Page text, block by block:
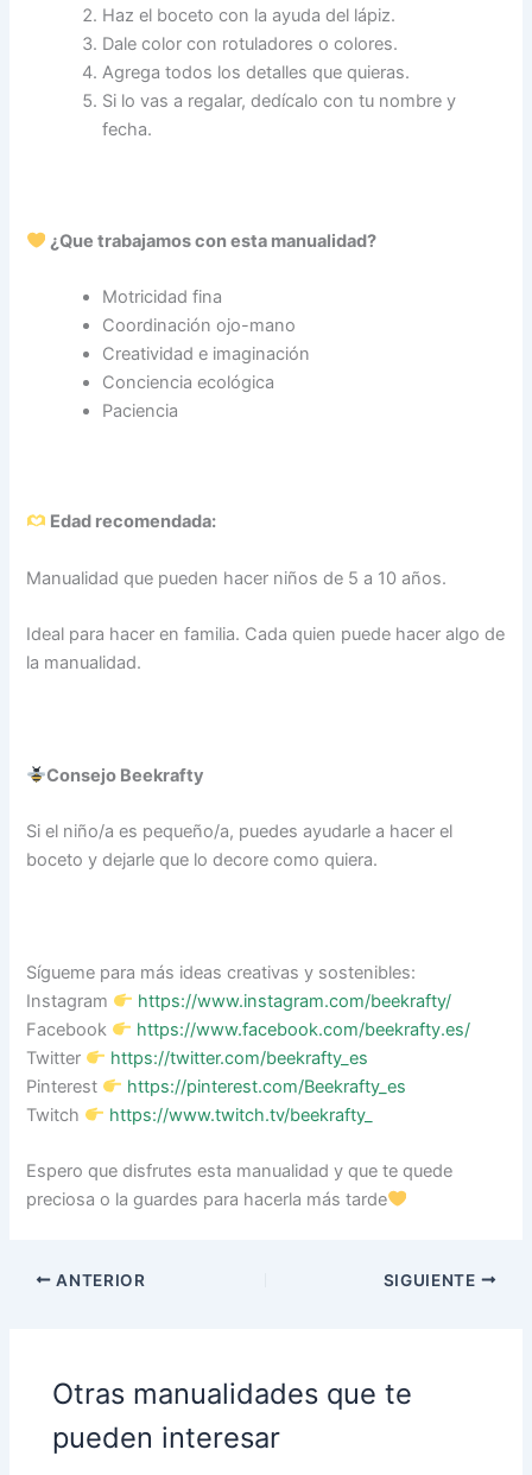
Haz el boceto con la ayuda del lápiz.
Dale color con rotuladores o colores.
Agrega todos los detalles que quieras.
Si lo vas a regalar, dedícalo con tu nombre y
fecha.
¿Que trabajamos con esta manualidad?
Motricidad fina
Coordinación ojo-mano
Creatividad e imaginación
Conciencia ecológica
Paciencia
Edad recomendada:
Manualidad que pueden hacer niños de 5 a 10 años.
Ideal para hacer en familia. Cada quien puede hacer algo de
la manualidad.
Consejo Beekrafty
Si el niño/a es pequeño/a, puedes ayudarle a hacer el
boceto y dejarle que lo decore como quiera.
Sígueme para más ideas creativas y sostenibles:
Instagram
https://www.instagram.com/beekrafty/
Facebook
https://www.facebook.com/beekrafty.es/
Twitter
https://twitter.com/beekrafty_es
Pinterest
https://pinterest.com/Beekrafty_es
Twitch
https://www.twitch.tv/beekrafty_
Espero que disfrutes esta manualidad y que te quede
preciosa o la guardes para hacerla más tarde
ANTERIOR SIGUIENTE
Otras manualidades que te
pueden interesar